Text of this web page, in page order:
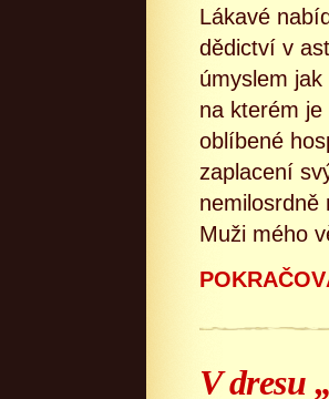
Lákavé
dědictví v
úmyslem
na kterém
oblíbené
zaplacení
nemilosrdně
Muži mého
V dresu